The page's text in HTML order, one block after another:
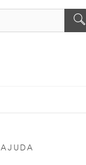
AJUDA